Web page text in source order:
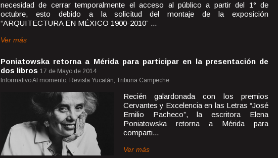
necesidad de cerrar temporalmente el acceso al público a partir del 1° de
octubre, esto debido a la solicitud del montaje de la exposición
“ARQUITECTURA EN MÉXICO 1900-2010” ...
Ver más
Poniatowska retorna a Mérida para participar en la presentación de
dos libros 17 de Mayo de 2014
Informativo Al momento, Revista Yucatán, Tribuna Campeche
Recién galardonada con los premios
Cervantes y Excelencia en las Letras “José
Emilio Pacheco”, la escritora Elena
Poniatowska retorna a Mérida para
comparti...
Ver más